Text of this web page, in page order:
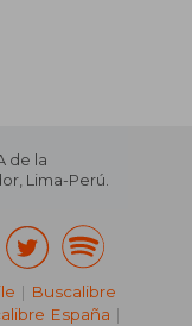
de la
Lima-Perú.
| Buscalibre
España |